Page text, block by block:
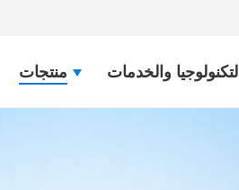
منتجات التكنولوجيا والخدمات